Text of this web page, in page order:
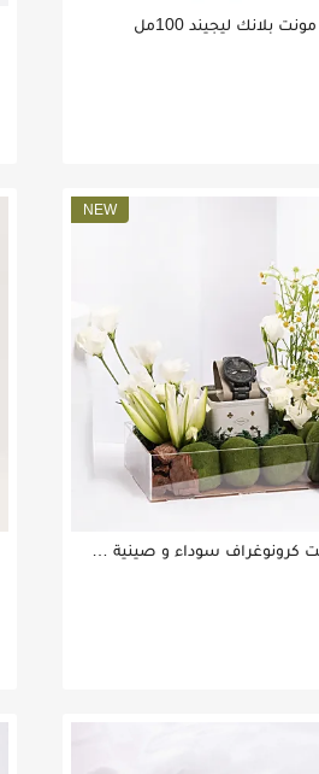
بلانك ليجيند 100مل